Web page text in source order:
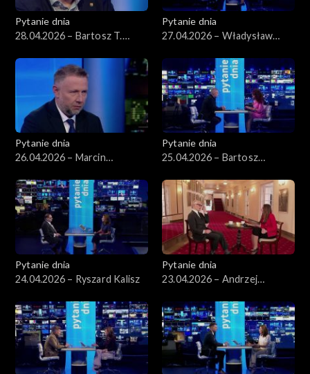
Pytanie dnia
28.04.2026 – Bartosz T.
Pytanie dnia
27.04.2026 – Władysław
Pytanie dnia
26.04.2026 – Marcin
Pytanie dnia
25.04.2026 – Bartosz
Pytanie dnia
24.04.2026 – Ryszard Kalisz
Pytanie dnia
23.04.2026 – Andrzej